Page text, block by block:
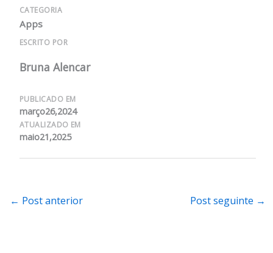
CATEGORIA
Apps
ESCRITO POR
Bruna Alencar
PUBLICADO EM
março26,2024
ATUALIZADO EM
maio21,2025
← Post anterior Post seguinte →